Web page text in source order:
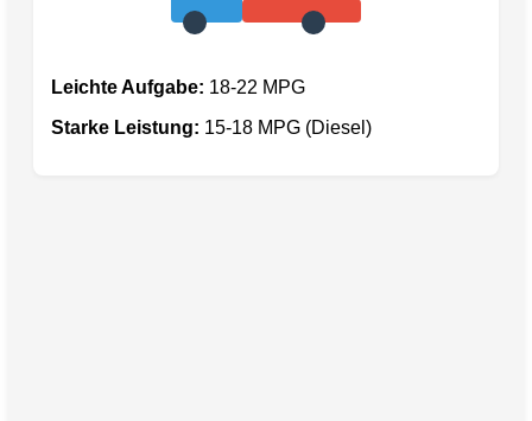
Leichte Aufgabe: 18-22 MPG
Starke Leistung: 15-18 MPG (Diesel)